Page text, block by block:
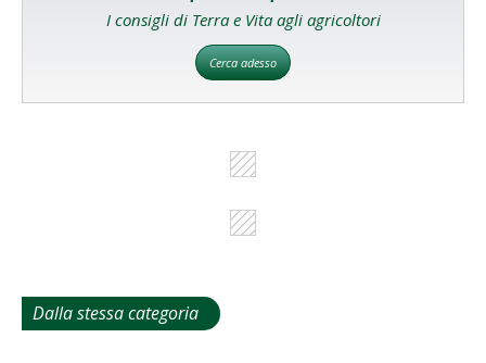
I consigli di Terra e Vita agli agricoltori
Cerca adesso
Dalla stessa categoria